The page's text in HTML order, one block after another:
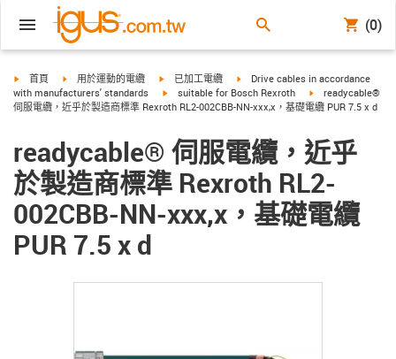
(0)
igus-icon-arrow-right
首頁 igus-icon-arrow-right
用於運動的電纜 igus-icon-arrow-right
已加工電纜 igus-icon-arrow-right
Drive cables in accordance
with manufacturers' standards
igus-icon-arrow-right
suitable for Bosch Rexroth igus-icon-arrow-
readycable®
伺服電纜，近乎於製造商標準 Rexroth RL2-002CBB-NN-xxx,x，基礎電纜 PUR 7.5 x d
readycable® 伺服電纜，近乎
於製造商標準 Rexroth RL2-
002CBB-NN-xxx,x，基礎電纜
PUR 7.5 x d